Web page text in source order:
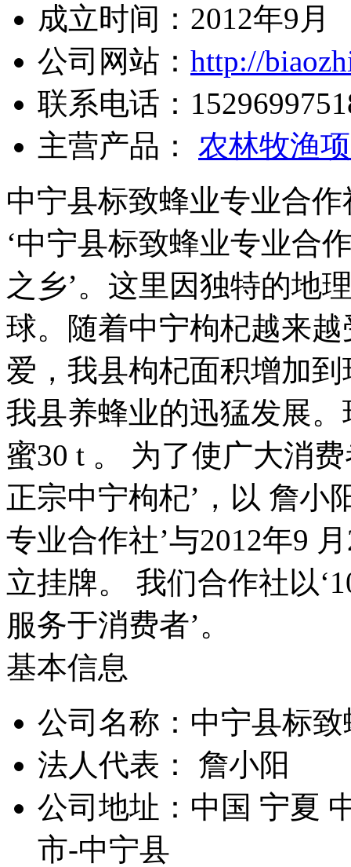
成立时间：2012年9月
公司网站： http://
联系电话：
主营产品： 农林牧渔
中宁县标致蜂业专业合作
‘中宁县标致蜂业专业合
之乡’。这里因独特的地
球。随着中宁枸杞越来
爱，我县枸杞面积增加
我县养蜂业的迅猛发展
蜜30 t 。 为了使广大消
正宗中宁枸杞’，以 詹小
专业合作社’与2012年9
立挂牌。 我们合作社以
服务于消费者’。
基本信息
公司名称：中宁县标
法人代表： 詹小阳
公司地址：中国 宁夏
市-中宁县